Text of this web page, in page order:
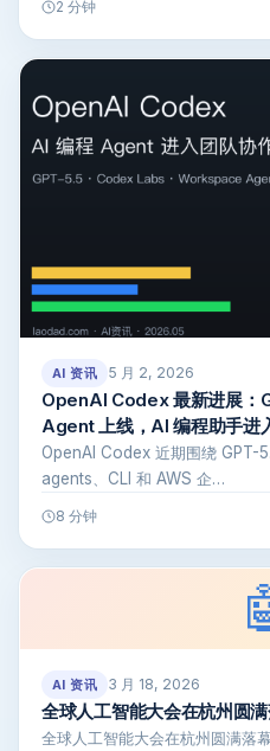
2 分钟
AI 资讯 5 月 2, 2026
OpenAI Codex 最新进展：
Agent 上线，AI 编程助手进
OpenAI Codex 近期围绕
agents、CLI 和 AWS 企…
8 分钟
AI 资讯 3 月 18, 2026
全球人工智能大会在杭州圆
全球人工智能大会在杭州圆满落